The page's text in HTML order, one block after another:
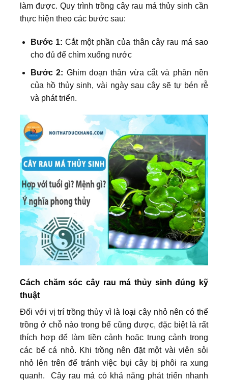
làm được. Quy trình trồng cây rau má thủy sinh cần
thực hiện theo các bước sau:
Bước 1: Cắt một phần của thân cây rau má sao
cho đủ để chìm xuống nước
Bước 2: Ghim đoạn thân vừa cắt và phân nền
của hồ thủy sinh, vài ngày sau cây sẽ tự bén rễ
và phát triển.
Cách chăm sóc cây rau má thủy sinh đúng kỹ
thuật
Đối với vị trí trồng thùy vì là loại cây nhỏ nên có thể
trồng ở chỗ nào trong bể cũng được, đặc biệt là rất
thích hợp để làm tiền cảnh hoặc trung cảnh trong
các bể cá nhỏ. Khi trồng nên đặt một vài viên sỏi
nhỏ lên trên để tránh việc bụi cây bị phôi ra xung
quanh. Cây rau má có khả năng phát triển nhanh